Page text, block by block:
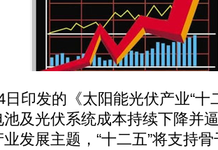
发的《太阳能光伏产业“十
及光伏系统成本持续下降并
发展主题，“十二五”将支持